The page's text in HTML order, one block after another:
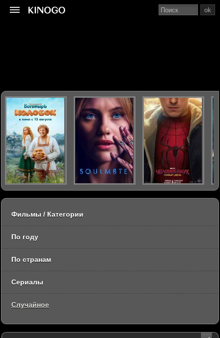
ok
Фильмы / Категории
По году
По странам
Сериалы
Случайное